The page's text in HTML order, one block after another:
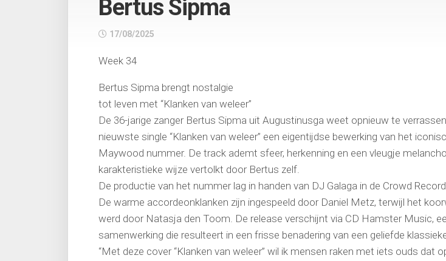
Bertus Sipma
17/08/2025
Week 34
Bertus Sipma brengt nostalgie
tot leven met “Klanken van weleer”
De 36-jarige zanger Bertus Sipma uit Augustinusga weet opnieuw te
nieuwste single “Klanken van weleer” een eigentijdse bewerking van het
Maywood nummer. De track ademt sfeer, herkenning en een vleugje
karakteristieke wijze vertolkt door Bertus zelf.
De productie van het nummer lag in handen van DJ Galaga in de Crowd
De warme accordeonklanken zijn ingespeeld door Daniel Metz, terwijl het
werd door Natasja den Toom. De release verschijnt via CD Hamster Music,
samenwerking die resulteert in een frisse benadering van een geliefde
“Met deze cover “Klanken van weleer” wil ik mensen raken met iets ouds dat